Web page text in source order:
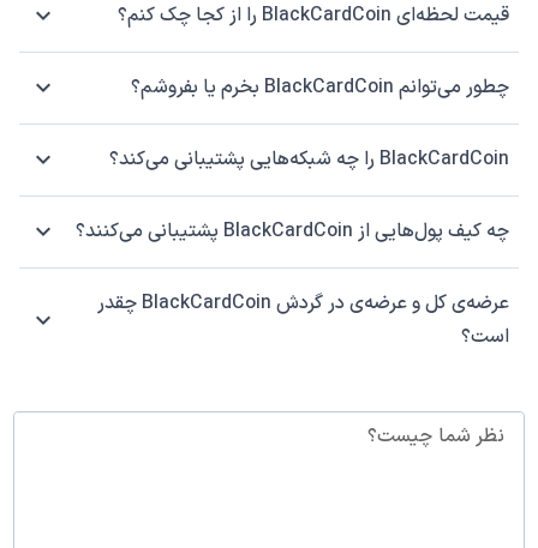
قیمت لحظه‌ای BlackCardCoin را از کجا چک کنم؟
چطور می‌توانم BlackCardCoin بخرم یا بفروشم؟
BlackCardCoin را چه شبکه‌هایی پشتیبانی می‌کند؟
چه کیف پول‌هایی از BlackCardCoin پشتیبانی می‌کنند؟
عرضه‌ی کل و عرضه‌ی در گردش BlackCardCoin چقدر
است؟
نظر شما چیست؟